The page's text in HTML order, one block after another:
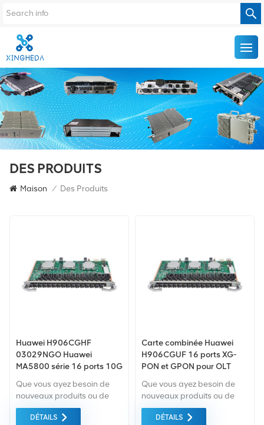
DES PRODUITS
Maison / Des Produits
Huawei H906CGHF
03029NGO Huawei
MA5800 série 16 ports 10G
carte d'interface OLT avec
module optique XGPON et
GPON N2a
Que vous ayez besoin de
nouveaux produits ou de
produits rénovés, il faut une
approche globale Garantie
DÉTAILS
Carte combinée Huawei
H906CGUF 16 ports XG-
PON et GPON pour OLT
Que vous ayez besoin de
nouveaux produits ou de
produits rénovés, il faut une
approche globale Garantie
DÉTAILS